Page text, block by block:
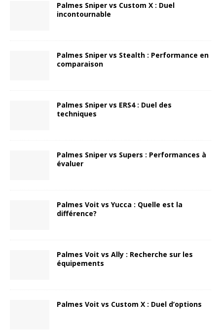
Palmes Sniper vs Custom X : Duel
incontournable
Palmes Sniper vs Stealth : Performance en
comparaison
Palmes Sniper vs ERS4 : Duel des
techniques
Palmes Sniper vs Supers : Performances à
évaluer
Palmes Voit vs Yucca : Quelle est la
différence?
Palmes Voit vs Ally : Recherche sur les
équipements
Palmes Voit vs Custom X : Duel d’options